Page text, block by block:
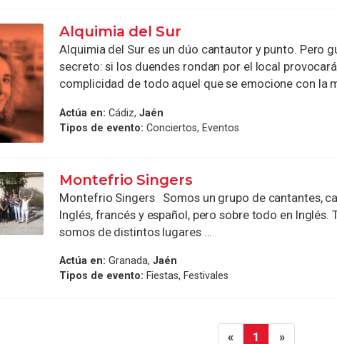
Alquimia del Sur
Alquimia del Sur es un dúo cantautor y punto. Pero
secreto: si los duendes rondan por el local
complicidad de todo aquel que se emocione con la
Actúa en: Cádiz,Jaén
Tipos de evento: Conciertos, Eventos
Montefrio Singers
Montefrio Singers Somos un grupo de cantantes,
Inglés, francés y español, pero sobre todo en Inglés.
somos de distintos lugares ...
Actúa en: Granada,Jaén
Tipos de evento: Fiestas, Festivales
« 1 »